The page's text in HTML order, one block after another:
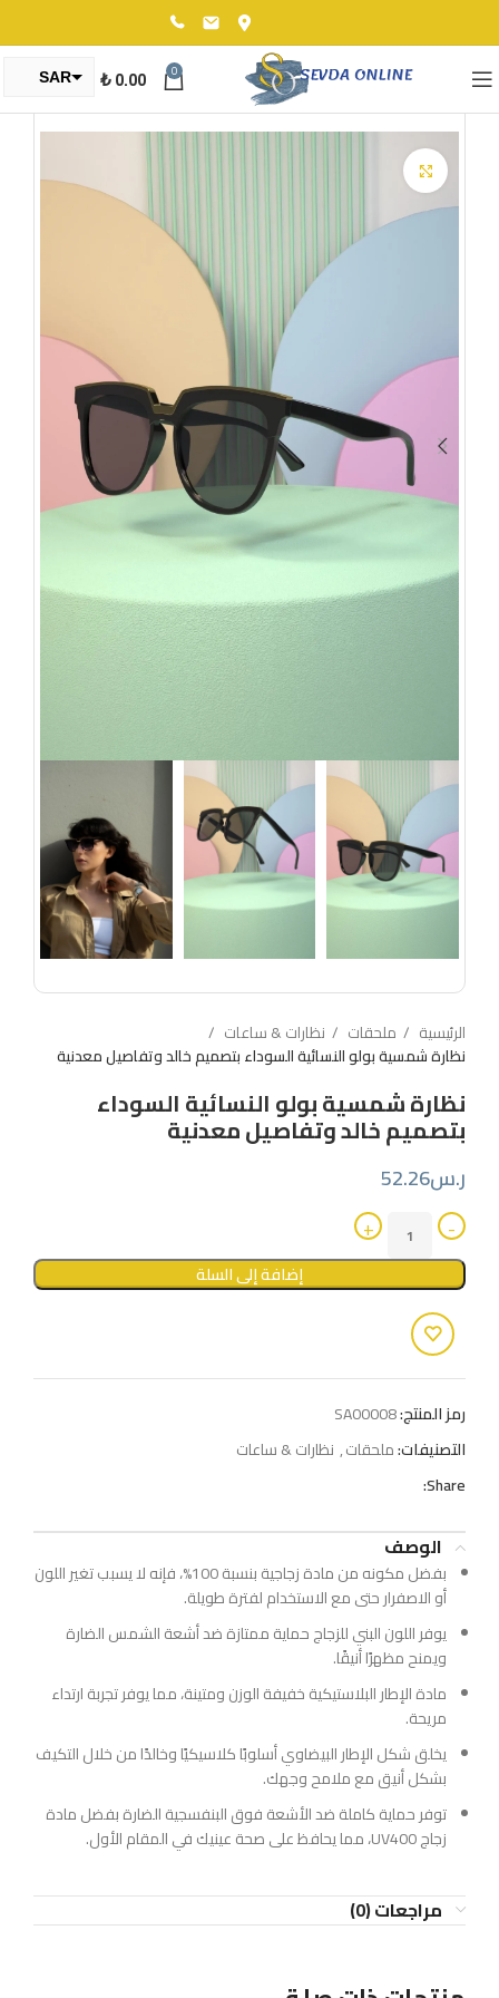
0
₺0.00
SAR
TRY
الرئيسية ملحقات
نظارات & ساعات
نظارة شمسية بولو النسائية السوداء بتصميم خالد وتفاصيل معدنية
نظارة شمسية بولو النسائية السوداء
بتصميم خالد وتفاصيل معدنية
ر.س52.26
إضافة إلى السلة
رمز المنتج:SA00008
التصنيفات:ملحقات, نظارات & ساعات
Share:
الوصف
بفضل مكونه من مادة زجاجية بنسبة 100%، فإنه لا يسبب تغير اللون
أو الاصفرار حتى مع الاستخدام لفترة طويلة.
يوفر اللون البني للزجاج حماية ممتازة ضد أشعة الشمس الضارة
ويمنح مظهرًا أنيقًا.
مادة الإطار البلاستيكية خفيفة الوزن ومتينة، مما يوفر تجربة ارتداء
مريحة.
يخلق شكل الإطار البيضاوي أسلوبًا كلاسيكيًا وخالدًا من خلال التكيف
بشكل أنيق مع ملامح وجهك.
توفر حماية كاملة ضد الأشعة فوق البنفسجية الضارة بفضل مادة
زجاج UV400، مما يحافظ على صحة عينيك في المقام الأول.
مراجعات (0)